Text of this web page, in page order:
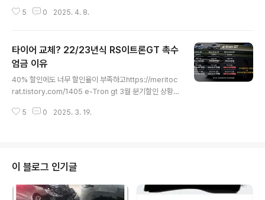
되는 듯 하나... 보통 아우디가 몇 프로 이런 식으로 할인율
이 퍼센트가 아니라 정액제로 바뀌었다고 한다) 암튼 간에
2022년식 이트론GT는 프리미엄이든 RS든 7700만원
까줌물론 원하는 색상이 있거나 하진 않을 듯 하다. 2023
년식은 할인 6800만원...흐흐흠 일단 2023년식은 42%
도 갔는데 말도 안되는 할인이고,RS는 여전히 너무 할인이
낮음... 다만 2022년식 이트론GT 프리미엄은 할인율이
5 0 2025. 4. 8.
타이어 교체? 22/23년식 RS이트론GT 촉수
엄금 이유
40% 할인에도 너무 할인율이 부족하고https://meritoc
rat.tistory.com/1405 e-Tron gt 3월 분기할인 상황...
ttps://meritocrat.tistory.com/1282 RS e-tron GT
적어서 여전히 재고가 넘친다는....https://meritocrat.tis
tory.com/1427 RS이트론GT, 2025년 2월에 8대 팔
았다RS이트론GT는 재고 엄청 많다는 뜻.실제로 엄청 많
음.현재 40% 넘는 ..
5 0 2025. 3. 19.
이 블로그 인기글